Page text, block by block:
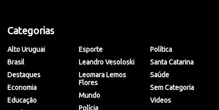
Categorias
Alto Uruguai
Brasil
Destaques
Economia
Educação
Esporte
Leandro Vesoloski
Leomara Lemos
Flores
Mundo
Polícia
Política
Santa Catarina
Saúde
Sem Categoria
Videos